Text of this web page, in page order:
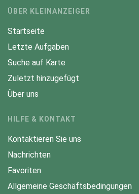
ÜBER KLEINANZEIGER
Startseite
Letzte Aufgaben
Suche auf Karte
Zuletzt hinzugefügt
Über uns
HILFE & KONTAKT
Kontaktieren Sie uns
Nachrichten
Favoriten
Allgemeine Geschäftsbedingungen